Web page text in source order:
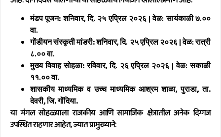
मंडप पूजन:शनिवार, दि. २५ एप्रिल २०२६ | वेळ: सायंकाळी ७.००
वा.
गोंडीयन संस्कृती मांडरी:शनिवार, दि. २५ एप्रिल २०२६ | वेळ: रात्री
८.०० वा.
मुख्य विवाह सोहळा:रविवार, दि. २६ एप्रिल २०२६ | वेळ: सकाळी
११.०० वा.
शासकीय माध्यमिक व उच्च माध्यमिक आश्रम शाळा,पुराडा, ता.
देवरी, जि. गोंदिया.
या मंगल सोहळ्याला राजकीय आणि सामाजिक क्षेत्रातील अनेक दिग्गज
उपस्थित राहणार आहेत, ज्यात प्रामुख्याने: